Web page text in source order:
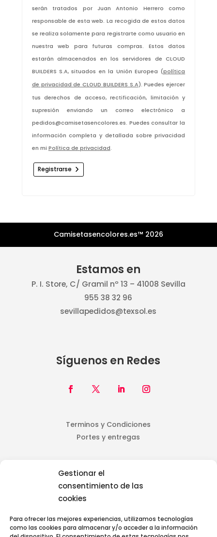
Gestionar el
consentimiento de las
cookies
Para ofrecer las mejores experiencias, utilizamos tecnologías
como las cookies para almacenar y/o acceder a la información
serán tratados por Juan Antonio Herrero como
responsable de esta web. La recogida de estos datos
se realiza solamente para registrarte como usuario en
nuestra web para futuras compras. Estos datos
estarán almacenados en los servidores de CLOUD
BUILDERS S.A, situados en la Unión Europea (política
de privacidad de CLOUD BUILDERS S.A). Puedes ejercer
tus derechos de acceso, rectificación, limitación y
supresión enviando un correo electrónico a
pedidos@camisetasencolores.es. Puedes consultar la
información completa y detallada sobre privacidad
en mi Política de privacidad.
Registrarse
Camisetasencolores.es™ 2026
Estamos en
P. I. Store, C/ Gramil nº 13 – 41008 Sevilla
955 38 32 96
sevillapedidos@texsol.es
Síguenos en Redes
Terminos y Condiciones
Portes y entregas
Iniciar Sesión